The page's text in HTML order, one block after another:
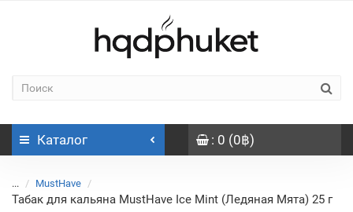
Каталог : 0 (0฿)
... MustHave
Табак для кальяна MustHave Ice Mint (Ледяная Мята) 25 г